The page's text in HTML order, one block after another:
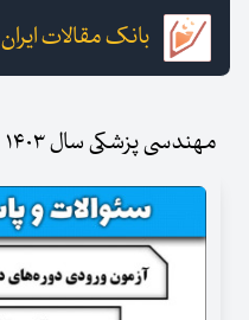
بانک مقالات ایران
مهندسی پزشکی سال ۱۴۰۳